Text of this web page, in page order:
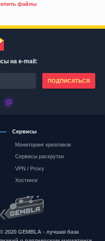
файлы
на e-mail:
ПОДПИСАТЬСЯ
Сервисы
Мониторинг креативов
Сервисы раскрутки
VPN / Proxy
Хостинги
Gembla.net
© 2020 GEMBLA - лучшая база